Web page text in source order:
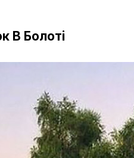
В Болоті